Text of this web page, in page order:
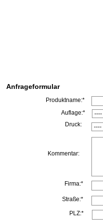
Auflage:*
Druck:
Kommentar:
Firma:*
Straße:*
PLZ:*
Produktname:*
Anfrageformular